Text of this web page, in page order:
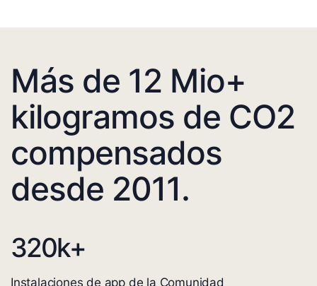
Más de 12 Mio+
kilogramos de CO2
compensados
desde 2011.
320k+
Instalaciones de app de la Comunidad